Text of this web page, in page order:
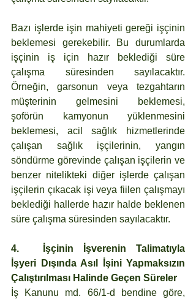
Bazı işlerde işin mahiyeti gereği işçinin
beklemesi gerekebilir. Bu durumlarda
işçinin iş için hazır beklediği süre
çalışma süresinden sayılacaktır.
Örneğin, garsonun veya tezgahtarın
müşterinin gelmesini beklemesi,
şoförün kamyonun yüklenmesini
beklemesi, acil sağlık hizmetlerinde
çalışan sağlık işçilerinin, yangın
söndürme görevinde çalışan işçilerin ve
benzer nitelikteki diğer işlerde çalışan
işçilerin çıkacak işi veya fiilen çalışmayı
beklediği hallerde hazır halde beklenen
süre çalışma süresinden sayılacaktır.
4.	İşçinin İşverenin Talimatıyla
İşyeri Dışında Asıl İşini Yapmaksızın
Çalıştırılması Halinde Geçen Süreler
İş Kanunu md. 66/1-d bendine göre,